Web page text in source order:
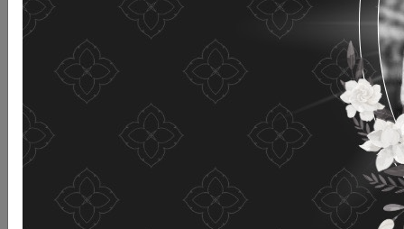
เว็บไซต์นี้ใช้คุกกี้ (Cookies)
กรมกิจการผู้สูงอายุ
ให้ความสำคัญต่อข้อมูลส่วนบุคคลของ
ท่าน เพื่อการพัฒนาและปรับปรุงเว็บไซต์ หากท่านใช้บริการ
เว็บไซต์นี้โดยไม่มีการปรับตั้งค่าใดๆ แสดงว่าท่านยินยอมที่จะ
รับคุกกี้บนเว็บไซต์ และนโยบายสิทธิส่วนบุคคลของเรา
ดูรายละเอียด ยอมรับทั้งหมด
02-659-6811 saraban@dop.mail.go.th